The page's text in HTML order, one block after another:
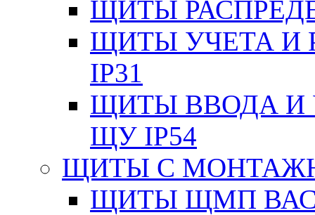
ЩИТЫ
ЩИТЫ УЧЕТА И
IP31
ЩИТЫ ВВОДА И
ЩУ IP54
ЩИТЫ С
ЩИТЫ ЩМП ВАС